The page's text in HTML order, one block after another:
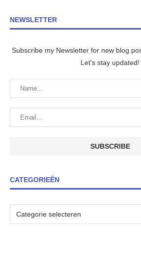
NEWSLETTER
Subscribe my Newsletter for new blog
Let's stay updated!
CATEGORIEËN